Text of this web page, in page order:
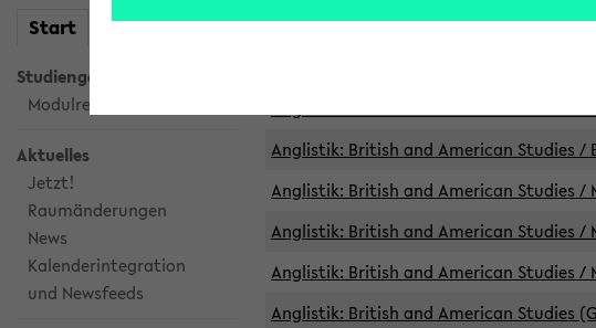
Start meineKVV
Studiengangsauswahl
Modulrecherche
Aktuelles
Jetzt!
Raumänderungen
News
Kalenderintegration
und Newsfeeds
Anglistik: British and American Studies /
Anglistik: British and American Studies /
Anglistik: British and American Studies /
Anglistik: British and American Studies /
Anglistik: British and American Studies /
Anglistik: British and American Studies /
Anglistik: British and American Studies